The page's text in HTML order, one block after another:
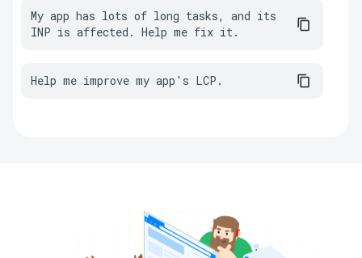
My app has lots of long tasks, and its
INP is affected. Help me fix it.
Help me improve my app's LCP.